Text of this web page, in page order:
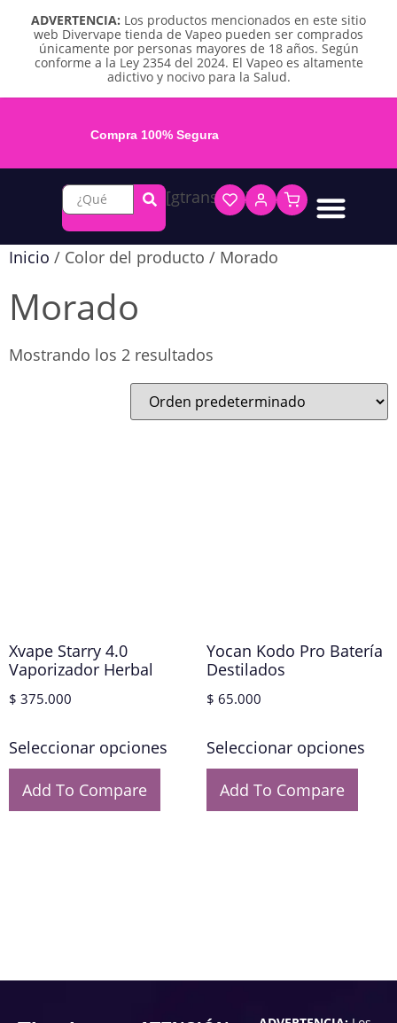
ADVERTENCIA: Los productos mencionados en este sitio
web Divervape tienda de Vapeo pueden ser comprados
únicamente por personas mayores de 18 años. Según
conforme a la Ley 2354 del 2024. El Vapeo es altamente
adictivo y nocivo para la Salud.
Compra 100% Segura
[gtranslate]
Inicio / Color del producto / Morado
Morado
Mostrando los 2 resultados
Xvape Starry 4.0
Vaporizador Herbal
$ 375.000
Seleccionar opciones
Add To Compare
Yocan Kodo Pro Batería
Destilados
$ 65.000
Seleccionar opciones
Add To Compare